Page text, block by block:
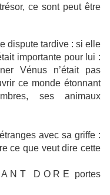
ce sont peut être
dispute tardive : si elle
importante pour lui :
Vénus n’était pas
ce monde étonnant
ses animaux
avec sa griffe :
ce que veut dire cette
N T D O R E portes